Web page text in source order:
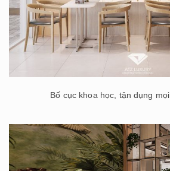
Bố cục khoa học, tận dụng